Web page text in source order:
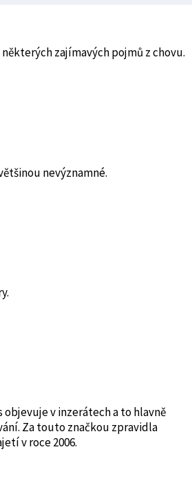
zajímavých pojmů z chovu.
nevýznamné.
objevuje v inzerátech a to hlavně
Za touto značkou zpravidla
v roce 2006.